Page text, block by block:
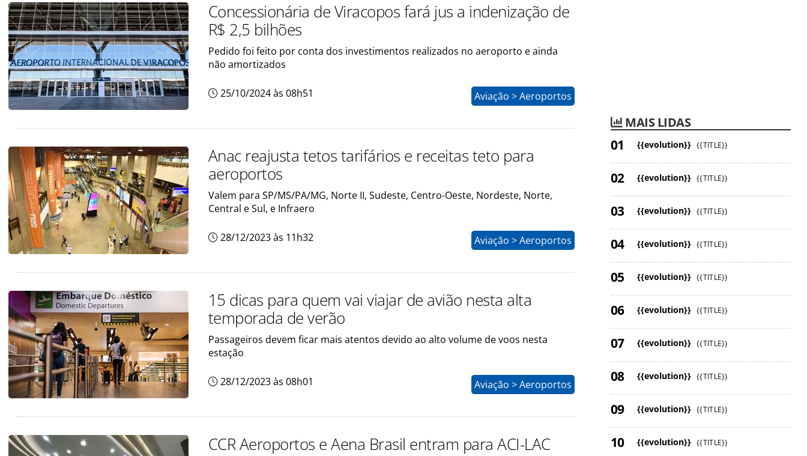
Concessionária de Viracopos fará jus a indenização de
R$ 2,5 bilhões
Pedido foi feito por conta dos investimentos realizados no aeroporto e ainda
não amortizados
25/10/2024 às 08h51 Aviação > Aeroportos
Anac reajusta tetos tarifários e receitas teto para
aeroportos
Valem para SP/MS/PA/MG, Norte II, Sudeste, Centro-Oeste, Nordeste, Norte,
Central e Sul, e Infraero
28/12/2023 às 11h32 Aviação > Aeroportos
15 dicas para quem vai viajar de avião nesta alta
temporada de verão
Passageiros devem ficar mais atentos devido ao alto volume de voos nesta
estação
28/12/2023 às 08h01 Aviação > Aeroportos
CCR Aeroportos e Aena Brasil entram para ACI-LAC
MAIS LIDAS
{{evolution}} {{TITLE}}
{{evolution}} {{TITLE}}
{{evolution}} {{TITLE}}
{{evolution}} {{TITLE}}
{{evolution}} {{TITLE}}
{{evolution}} {{TITLE}}
{{evolution}} {{TITLE}}
{{evolution}} {{TITLE}}
{{evolution}} {{TITLE}}
{{evolution}} {{TITLE}}